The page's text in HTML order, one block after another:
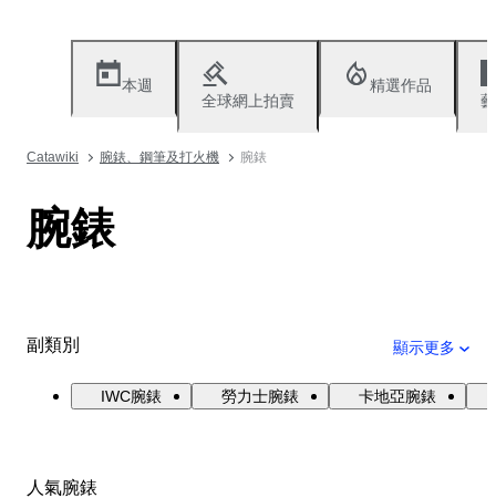
本週
全球網上拍賣
精選作品
Catawiki 腕錶、鋼筆及打火機 腕錶
腕錶
副類別 顯示更多
IWC腕錶 勞力士腕錶 卡地亞腕錶
人氣腕錶